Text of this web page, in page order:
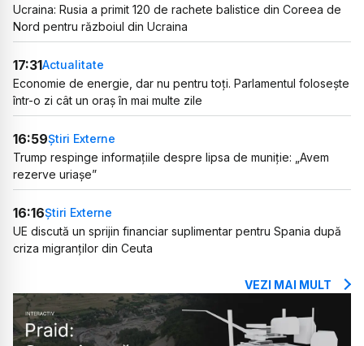
Ucraina: Rusia a primit 120 de rachete balistice din Coreea de
Nord pentru războiul din Ucraina
17:31Actualitate
Economie de energie, dar nu pentru toți. Parlamentul folosește
într-o zi cât un oraș în mai multe zile
16:59Știri Externe
Trump respinge informațiile despre lipsa de muniție: „Avem
rezerve uriașe”
16:16Știri Externe
UE discută un sprijin financiar suplimentar pentru Spania după
criza migranților din Ceuta
VEZI MAI MULT